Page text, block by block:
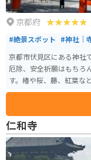
京都府
#絶景スポット #神社｜
京都市伏見区にある神社
厄除、安全祈願はもちろ
す。椿や桜、藤、紅葉な
行われる神苑です。中で
仁和寺